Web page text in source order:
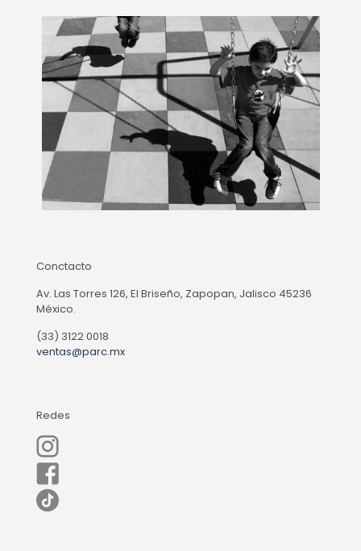
Conctacto
Av. Las Torres 126, El Briseño, Zapopan, Jalisco 45236
México.
(33) 3122 0018
ventas@parc.mx
Redes